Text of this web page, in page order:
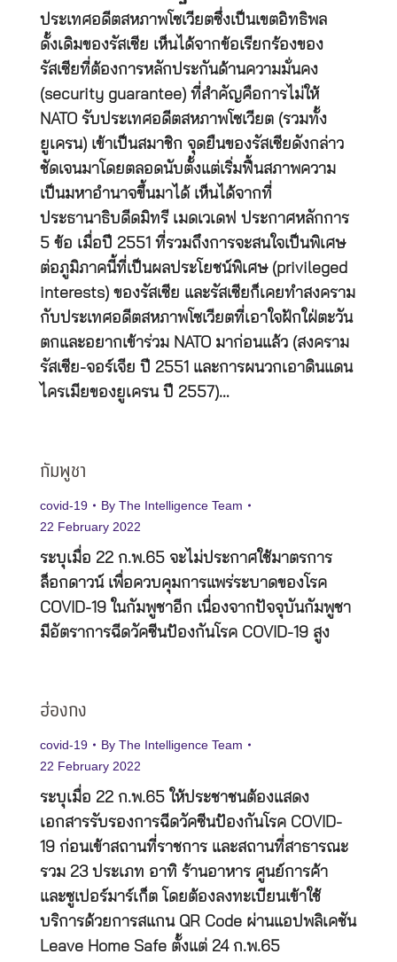
ประเทศอดีตสหภาพโซเวียตซึ่งเป็นเขตอิทธิพล
ดั้งเดิมของรัสเซีย เห็นได้จากข้อเรียกร้องของ
รัสเซียที่ต้องการหลักประกันด้านความมั่นคง
(security guarantee) ที่สำคัญคือการไม่ให้
NATO รับประเทศอดีตสหภาพโซเวียต (รวมทั้ง
ยูเครน) เข้าเป็นสมาชิก จุดยืนของรัสเซียดังกล่าว
ชัดเจนมาโดยตลอดนับตั้งแต่เริ่มฟื้นสภาพความ
เป็นมหาอำนาจขึ้นมาได้ เห็นได้จากที่
ประธานาธิบดีดมิทรี เมดเวเดฟ ประกาศหลักการ
5 ข้อ เมื่อปี 2551 ที่รวมถึงการจะสนใจเป็นพิเศษ
ต่อภูมิภาคนี้ที่เป็นผลประโยชน์พิเศษ (privileged
interests) ของรัสเซีย และรัสเซียก็เคยทำสงคราม
กับประเทศอดีตสหภาพโซเวียตที่เอาใจฝักใฝ่ตะวัน
ตกและอยากเข้าร่วม NATO มาก่อนแล้ว (สงคราม
รัสเซีย-จอร์เจีย ปี 2551 และการผนวกเอาดินแดน
ไครเมียของยูเครน ปี 2557)…
กัมพูชา
covid-19 By The Intelligence Team
22 February 2022
ระบุเมื่อ 22 ก.พ.65 จะไม่ประกาศใช้มาตรการ
ล็อกดาวน์ เพื่อควบคุมการแพร่ระบาดของโรค
COVID-19 ในกัมพูชาอีก เนื่องจากปัจจุบันกัมพูชา
มีอัตราการฉีดวัคซีนป้องกันโรค COVID-19 สูง
ฮ่องกง
covid-19 By The Intelligence Team
22 February 2022
ระบุเมื่อ 22 ก.พ.65 ให้ประชาชนต้องแสดง
เอกสารรับรองการฉีดวัคซีนป้องกันโรค COVID-
19 ก่อนเข้าสถานที่ราชการ และสถานที่สาธารณะ
รวม 23 ประเภท อาทิ ร้านอาหาร ศูนย์การค้า
และซูเปอร์มาร์เก็ต โดยต้องลงทะเบียนเข้าใช้
บริการด้วยการสแกน QR Code ผ่านแอปพลิเคชัน
Leave Home Safe ตั้งแต่ 24 ก.พ.65